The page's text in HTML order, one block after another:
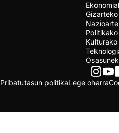
Pribatutasun politikaLege oharra